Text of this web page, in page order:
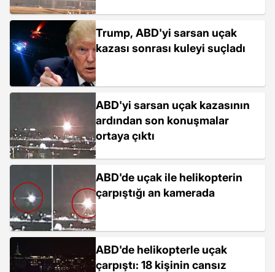
Trump, ABD'yi sarsan uçak
kazası sonrası kuleyi suçladı
ABD'yi sarsan uçak kazasının
ardından son konuşmalar
ortaya çıktı
ABD'de uçak ile helikopterin
çarpıştığı an kamerada
ABD'de helikopterle uçak
çarpıştı: 18 kişinin cansız